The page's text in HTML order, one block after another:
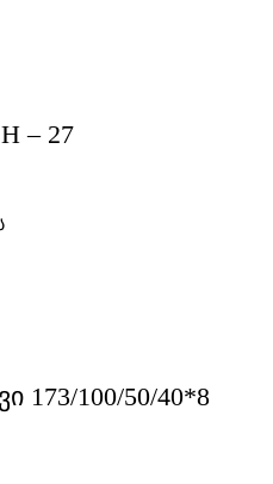
– 27
173/100/50/40*8